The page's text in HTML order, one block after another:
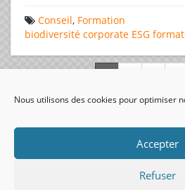
Nous utilisons des cookies pour optimiser
Accepter
Refuser
Conseil, Formation
biodiversité corporate ESG
visiteurs uniques: